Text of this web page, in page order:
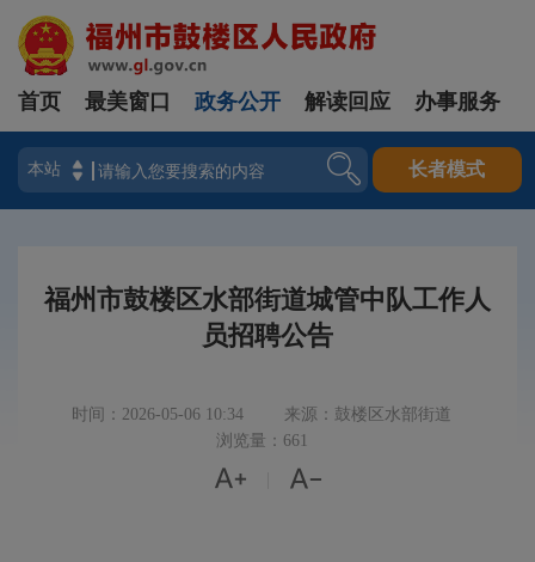
登录
首页 最美窗口 政务公开 解读回应 办事服务
长者模式
福州市鼓楼区水部街道城管中队工作人
员招聘公告
时间：2026-05-06 10:34
来源：鼓楼区水部街道
浏览量：661
 